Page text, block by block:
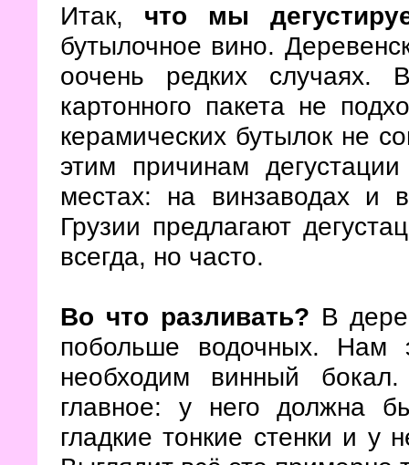
Итак, что мы
бутылочное вино.
оочень редких случаях.
картонного пакета не
керамических бутылок не
этим причинам
местах: на винзаводах и
Грузии предлагают
всегда, но часто.
Во что разливать? В
побольше водочных. Нам
необходим винный
главное: у него должна
гладкие тонкие стенки и